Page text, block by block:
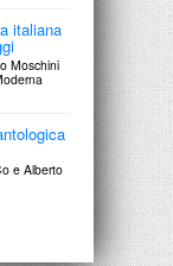
italiana
Moschini
e Alberto